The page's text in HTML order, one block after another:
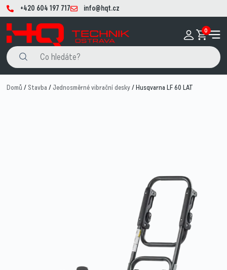
+420 604 197 717 info@hqt.cz
0
Domů /Stavba /Jednosměrné vibrační desky/ Husqvarna LF 60 LAT